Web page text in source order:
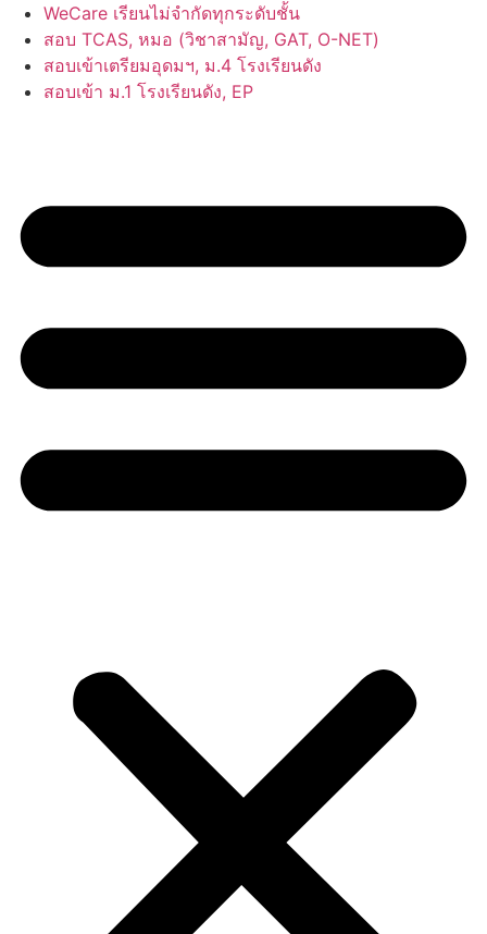
Skip
content
WeCare เรียนไม่จำกัดทุกระดับชั้น
สอบ TCAS, หมอ (วิชาสามัญ, GAT, O-NET)
สอบเข้าเตรียมอุดมฯ, ม.4 โรงเรียนดัง
สอบเข้า ม.1 โรงเรียนดัง, EP